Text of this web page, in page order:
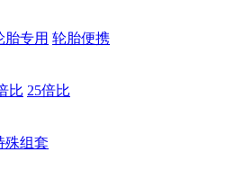
胎专用 轮胎便携
比 25倍比
殊组套